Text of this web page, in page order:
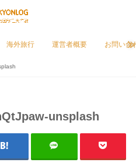
海外旅行 運営者概要 お問い合
unsplash